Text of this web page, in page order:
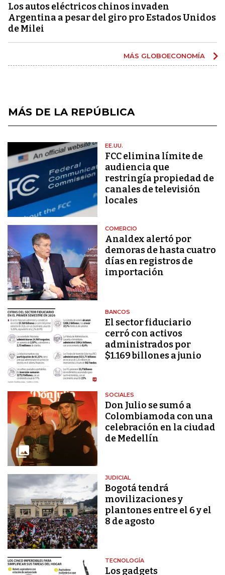
Los autos eléctricos chinos invaden
Argentina a pesar del giro pro Estados Unidos
de Milei
MÁS GLOBOECONOMÍA
MÁS DE LA REPÚBLICA
EE.UU.
FCC elimina límite de
audiencia que
restringía propiedad de
canales de televisión
locales
COMERCIO
Analdex alertó por
demoras de hasta cuatro
días en registros de
importación
BANCOS
El sector fiduciario
cerró con activos
administrados por
$1.169 billones a junio
SOCIALES
Don Julio se sumó a
Colombiamoda con una
celebración en la ciudad
de Medellín
JUDICIAL
Bogotá tendrá
movilizaciones y
plantones entre el 6 y el
8 de agosto
TECNOLOGÍA
Los gadgets